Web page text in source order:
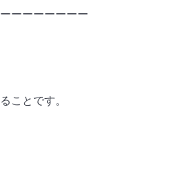
ーーーーーーー
ことです。